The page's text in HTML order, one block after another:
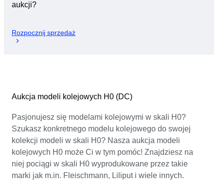
aukcji?
Rozpocznij sprzedaż
Aukcja modeli kolejowych H0 (DC)
Pasjonujesz się modelami kolejowymi w skali H0?
Szukasz konkretnego modelu kolejowego do swojej
kolekcji modeli w skali H0? Nasza aukcja modeli
kolejowych H0 może Ci w tym pomóc! Znajdziesz na
niej pociągi w skali H0 wyprodukowane przez takie
marki jak m.in. Fleischmann, Liliput i wiele innych.